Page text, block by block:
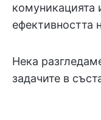
комуникацията
ефективността
Нека
задачите в